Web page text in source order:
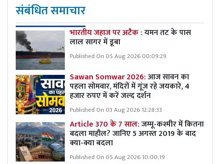
संबंधित समाचार
भारतीय जहाज पर अटैक :यमन तट के पास
लाल सागर में डूबा
Published On 05 Aug 2026 00:09:29
Sawan Somwar 2026:आज सावन का
पहला सोमवार, मंदिरों में गूंज रहे जयकारे, 4
हजार रुपए में करें जल्द दर्शन
Published On 03 Aug 2026 12:28:33
Article 370 के 7 साल:जम्मू-कश्मीर में कितना
बदला माहौल? जानिए 5 अगस्त 2019 के बाद
क्या-क्या बदला
Published On 05 Aug 2026 10:00:19